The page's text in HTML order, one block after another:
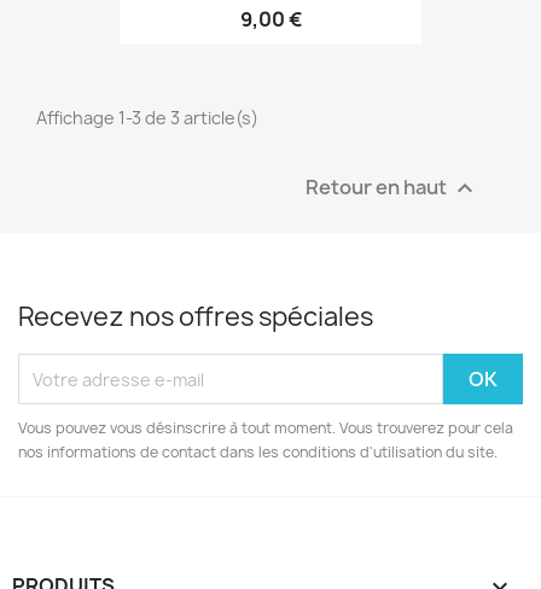
9,00 €
Affichage 1-3 de 3 article(s)
Retour en haut 
Recevez nos offres spéciales
Vous pouvez vous désinscrire à tout moment. Vous trouverez pour cela
nos informations de contact dans les conditions d'utilisation du site.